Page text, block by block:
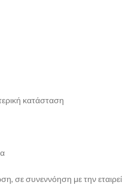
κατάσταση
σε συνεννόηση με την